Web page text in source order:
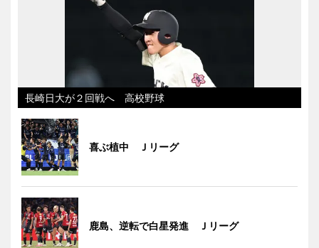
長崎日大が２回戦へ 高校野球
喜ぶ植中 Ｊリーグ
鹿島、逆転で白星発進 Ｊリーグ